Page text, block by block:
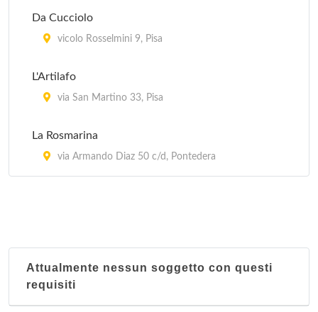
Da Cucciolo
vicolo Rosselmini 9, Pisa
L'Artilafo
via San Martino 33, Pisa
La Rosmarina
via Armando Diaz 50 c/d, Pontedera
Attualmente nessun soggetto con questi
requisiti